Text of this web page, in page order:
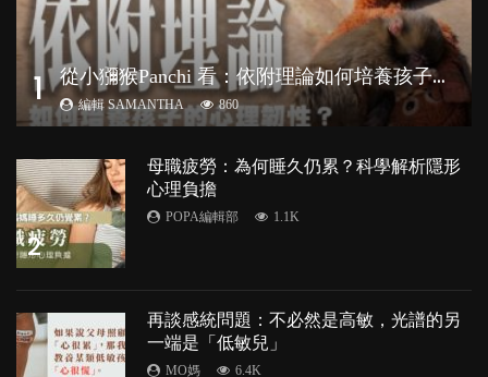
1 從
小獼猴Panchi 看：依附理論如何培養孩子心理韌性？
編輯 SAMANTHA 860
2
母職疲勞：為何睡久仍累？科學解析隱形
心理負擔
POPA編輯部 1.1K
再談感統問題：不必然是高敏，光譜的另
一端是「低敏兒」
MO媽 6.4K